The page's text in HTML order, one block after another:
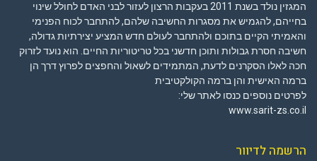
המגזין נולד בשנת 2011 בעקבות הרצון לעזור לבני האדם לחולל שינוי
בחייהם, להגמיש את מסגרות החשיבה שלהם, להתחבר לכוח הפנימי
והאמיתי הקיים בתוכם ולהתחבר לעולם חדש המציע יצירתיות גדולה,
חשיבה חסרת גבולות ותוכן חדשני בכל טריטוריות החיים. הוא נועד לזרוק
חכה לאלו הסקרנים לדעת, המתמידים לשאול והחפצים לפרוץ דרך הן
ברמה האישית והן ברמה הקולקטיבית
לפרטים נוספים כנסו לאתר שלי:
www.sarit-zs.co.il
הרשמה לדיוור